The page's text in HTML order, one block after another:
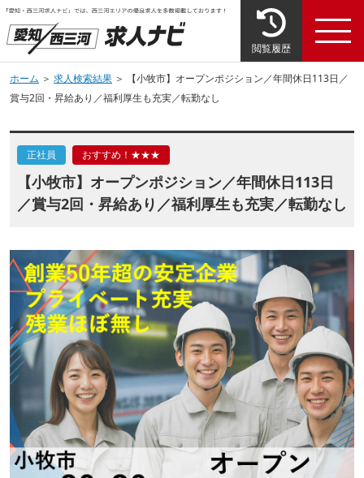
閲覧履歴
ホーム ＞ 求人検索結果 ＞ 【小牧市】オープンポジション／年間休日113日／
賞与2回・昇給あり／福利厚生も充実／転勤なし
正社員 おすすめ！★★★
【小牧市】オープンポジション／年間休日113日
／賞与2回・昇給あり／福利厚生も充実／転勤なし